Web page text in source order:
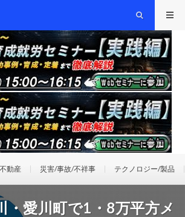
動産 災害/事故/不祥事 テクノロジー/製品
・愛川町で1・8万平方メ